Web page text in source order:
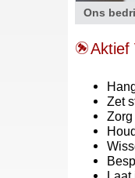
Ons
Contact
Aktief
Zet
Zorg